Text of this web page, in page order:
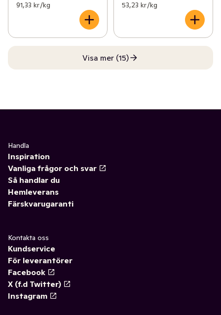
91,33 kr /kg 53,23 kr /kg
Visa mer (15)
Handla
Inspiration
Vanliga frågor och svar
Så handlar du
Hemleverans
Färskvarugaranti
Kontakta oss
Kundservice
För leverantörer
Facebook
X (f.d Twitter)
Instagram